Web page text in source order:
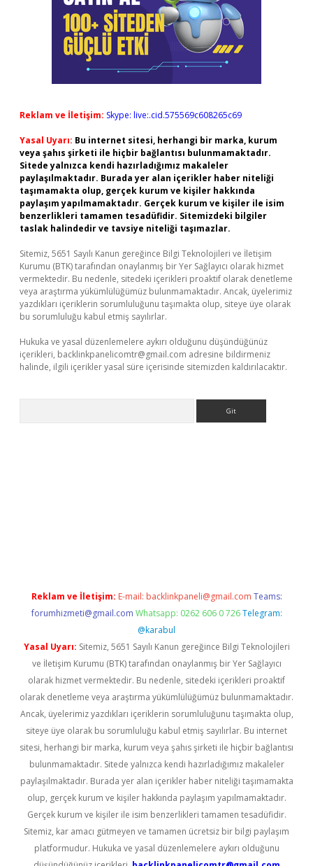
Reklam ve İletişim: Skype: live:.cid.575569c608265c69
Yasal Uyarı: Bu internet sitesi, herhangi bir marka, kurum
veya şahıs şirketi ile hiçbir bağlantısı bulunmamaktadır.
Sitede yalnızca kendi hazırladığımız makaleler
paylaşılmaktadır. Burada yer alan içerikler haber niteliği
taşımamakta olup, gerçek kurum ve kişiler hakkında
paylaşım yapılmamaktadır. Gerçek kurum ve kişiler ile isim
benzerlikleri tamamen tesadüfidir. Sitemizdeki bilgiler
taslak halindedir ve tavsiye niteliği taşımazlar.
Sitemiz, 5651 Sayılı Kanun gereğince Bilgi Teknolojileri ve İletişim
Kurumu (BTK) tarafından onaylanmış bir Yer Sağlayıcı olarak hizmet
vermektedir. Bu nedenle, sitedeki içerikleri proaktif olarak denetleme
veya araştırma yükümlülüğümüz bulunmamaktadır. Ancak, üyelerimiz
yazdıkları içeriklerin sorumluluğunu taşımakta olup, siteye üye olarak
bu sorumluluğu kabul etmiş sayılırlar.
Hukuka ve yasal düzenlemelere aykırı olduğunu düşündüğünüz
içerikleri, backlinkpanelicomtr@gmail.com adresine bildirmeniz
halinde, ilgili içerikler yasal süre içerisinde sitemizden kaldırılacaktır.
Reklam ve İletişim: E-mail: backlinkpaneli@gmail.com Teams:
forumhizmeti@gmail.com Whatsapp: 0262 606 0 726 Telegram:
@karabul
Yasal Uyarı: Sitemiz, 5651 Sayılı Kanun gereğince Bilgi Teknolojileri
ve İletişim Kurumu (BTK) tarafından onaylanmış bir Yer Sağlayıcı
olarak hizmet vermektedir. Bu nedenle, sitedeki içerikleri proaktif
olarak denetleme veya araştırma yükümlülüğümüz bulunmamaktadır.
Ancak, üyelerimiz yazdıkları içeriklerin sorumluluğunu taşımakta olup,
siteye üye olarak bu sorumluluğu kabul etmiş sayılırlar. Bu internet
sitesi, herhangi bir marka, kurum veya şahıs şirketi ile hiçbir bağlantısı
bulunmamaktadır. Sitede yalnızca kendi hazırladığımız makaleler
paylaşılmaktadır. Burada yer alan içerikler haber niteliği taşımamakta
olup, gerçek kurum ve kişiler hakkında paylaşım yapılmamaktadır.
Gerçek kurum ve kişiler ile isim benzerlikleri tamamen tesadüfidir.
Sitemiz, kar amacı gütmeyen ve tamamen ücretsiz bir bilgi paylaşım
platformudur. Hukuka ve yasal düzenlemelere aykırı olduğunu